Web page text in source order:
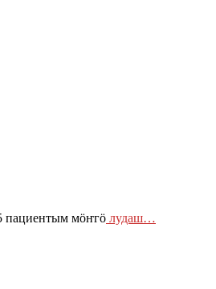
пациентым мӧҥгӧ лудаш…